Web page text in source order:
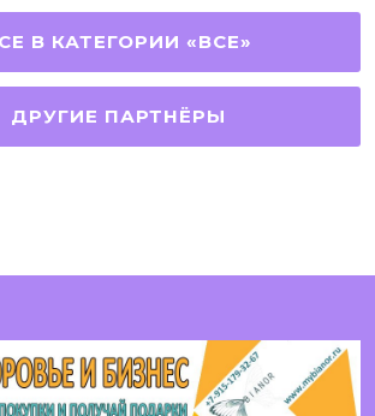
В КАТЕГОРИИ «ВСЕ»
ДРУГИЕ ПАРТНЁРЫ